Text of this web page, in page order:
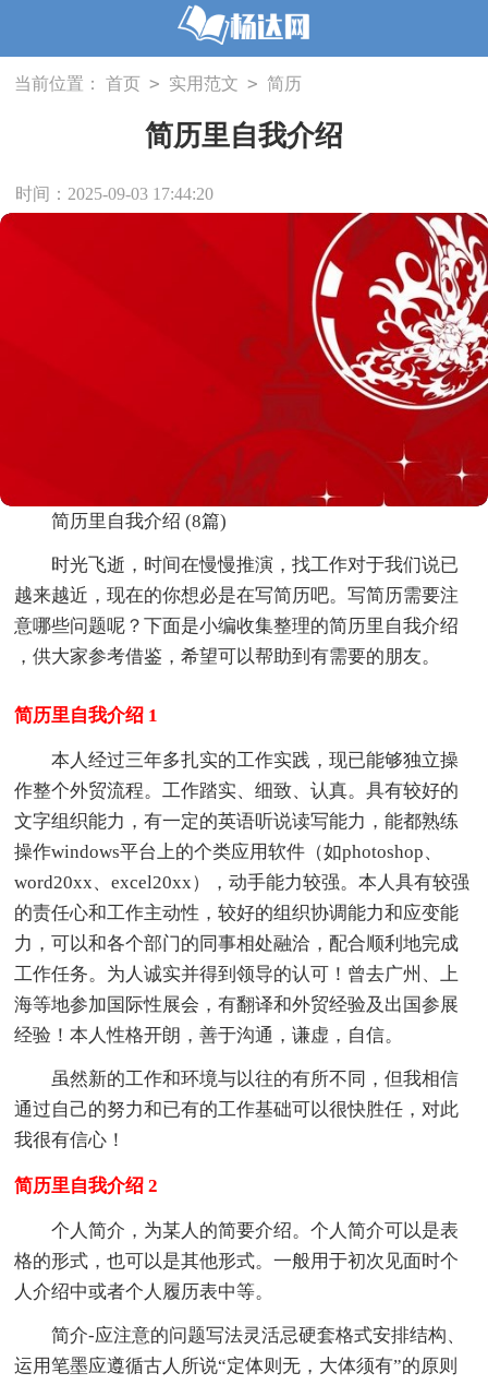
当前位置： 首页 > 实用范文 > 简历
简历里自我介绍
时间：2025-09-03 17:44:20
简历里自我介绍 (8篇)
时光飞逝，时间在慢慢推演，找工作对于我们说已
越来越近，现在的你想必是在写简历吧。写简历需要注
意哪些问题呢？下面是小编收集整理的简历里自我介绍
，供大家参考借鉴，希望可以帮助到有需要的朋友。
简历里自我介绍 1
本人经过三年多扎实的工作实践，现已能够独立操
作整个外贸流程。工作踏实、细致、认真。具有较好的
文字组织能力，有一定的英语听说读写能力，能都熟练
操作windows平台上的个类应用软件（如photoshop、
word20xx、excel20xx），动手能力较强。本人具有较强
的责任心和工作主动性，较好的组织协调能力和应变能
力，可以和各个部门的同事相处融洽，配合顺利地完成
工作任务。为人诚实并得到领导的认可！曾去广州、上
海等地参加国际性展会，有翻译和外贸经验及出国参展
经验！本人性格开朗，善于沟通，谦虚，自信。
虽然新的工作和环境与以往的有所不同，但我相信
通过自己的努力和已有的工作基础可以很快胜任，对此
我很有信心！
简历里自我介绍 2
个人简介，为某人的简要介绍。个人简介可以是表
格的形式，也可以是其他形式。一般用于初次见面时个
人介绍中或者个人履历表中等。
简介-应注意的问题写法灵活忌硬套格式安排结构、
运用笔墨应遵循古人所说“定体则无，大体须有”的原则